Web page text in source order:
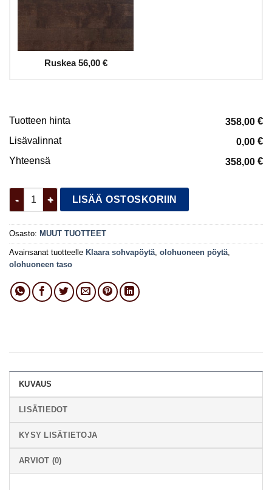
Ruskea 56,00 €
Tuotteen hinta 358,00 €
Lisävalinnat 0,00 €
Yhteensä 358,00 €
Klaara sohvapöytä iso määrä
LISÄÄ OSTOSKORIIN
Osasto: MUUT TUOTTEET
Avainsanat tuotteelle Klaara sohvapöytä, olohuoneen pöytä,
olohuoneen taso
KUVAUS
LISÄTIEDOT
KYSY LISÄTIETOJA
ARVIOT (0)